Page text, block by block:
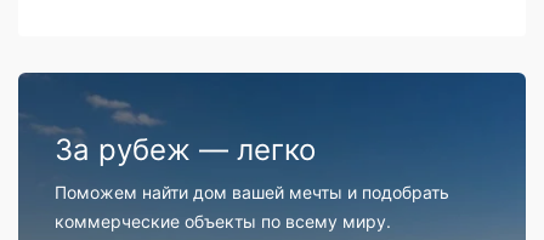
За рубеж — легко
Поможем найти дом вашей мечты и подобрать
коммерческие объекты по всему миру.